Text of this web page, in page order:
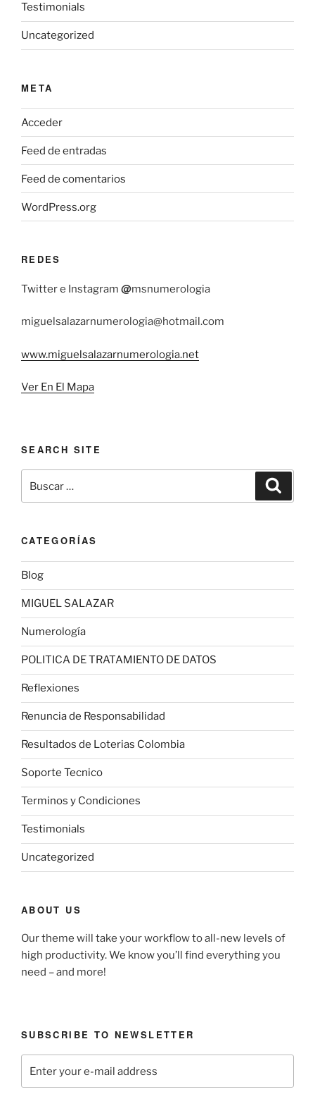
Testimonials
Uncategorized
META
Acceder
Feed de entradas
Feed de comentarios
WordPress.org
REDES
Twitter e Instagram @msnumerologia
miguelsalazarnumerologia@hotmail.com
www.miguelsalazarnumerologia.net
Ver En El Mapa
SEARCH SITE
por:
CATEGORÍAS
Blog
MIGUEL SALAZAR
Numerología
POLITICA DE TRATAMIENTO DE DATOS
Reflexiones
Renuncia de Responsabilidad
Resultados de Loterias Colombia
Soporte Tecnico
Terminos y Condiciones
Testimonials
Uncategorized
ABOUT US
Our theme will take your workflow to all-new levels of
high productivity. We know you’ll find everything you
need – and more!
SUBSCRIBE TO NEWSLETTER